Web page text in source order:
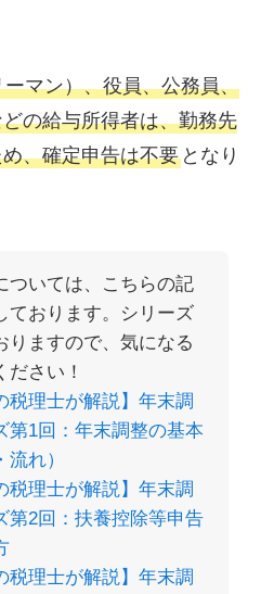
マン）、役員、公務員、
の給与所得者は、勤務先
、確定申告は不要となり
ついては、こちらの記
ております。シリーズ
りますので、気になる
ださい！
税理士が解説】年末調
第1回：年末調整の基本
流れ）
税理士が解説】年末調
第2回：扶養控除等申告
税理士が解説】年末調